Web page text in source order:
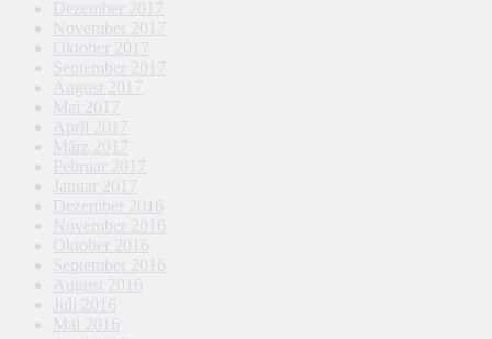
Dezember 2017
November 2017
Oktober 2017
September 2017
August 2017
Mai 2017
April 2017
März 2017
Februar 2017
Januar 2017
Dezember 2016
November 2016
Oktober 2016
September 2016
August 2016
Juli 2016
Mai 2016